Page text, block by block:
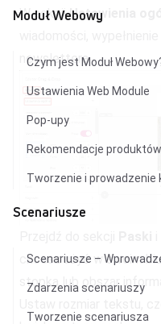
Moduł Webowy
Czym jest Moduł
Ustawienia Web Module
Pop-upy
Rekomendacje produktów
Tworzenie i prowadzenie
Scenariusze
Scenariusze –
Zdarzenia scenariuszy
Tworzenie scenariusza
W sekcjiUstawienia
wiadomości,
newslettera.
chcesz użyć w swoim
stopka lub obszar
Ustaw rozmiar tekstu,